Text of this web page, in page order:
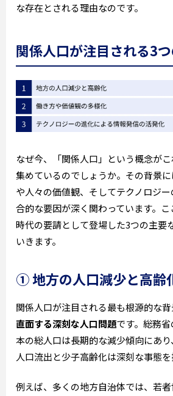
な存在とされる理由なのです。
関係人口が注目される3
なぜ今、「関係人口」という概念が
集めているのでしょうか。その背景
や人々の価値観、そしてテクノロジ
合的な要因が深く関わっています。
時代の要請として登場した3つの主要
いきます。
① 地方の人口減少と高齢
関係人口が注目される最も根源的な背
直面する深刻な人口問題です。総務
本の総人口は長期的な減少傾向にあ
人口流出と少子高齢化は深刻な事態を
例えば、多くの地方自治体では、若